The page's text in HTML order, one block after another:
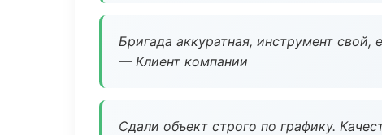
Бригада аккуратная, инструмент свой,
— Клиент компании
Сдали объект строго по графику.